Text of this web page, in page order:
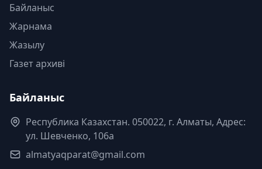
Байланыс
Жарнама
Жазылу
Газет архиві
Байланыс
Республика Казахстан. 050022, г. Алматы, Адрес:
ул. Шевченко, 106а
almatyaqparat@gmail.com